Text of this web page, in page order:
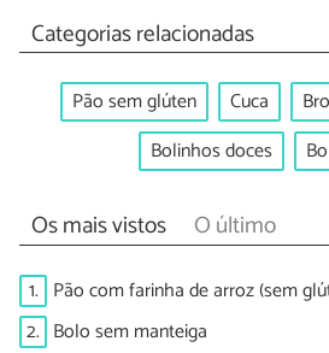
Categorias relacionadas
Pão sem glúten Cuca
Bolinhos doces
Os mais vistos O último
1. Pão com farinha de arroz (sem
2. Bolo sem manteiga